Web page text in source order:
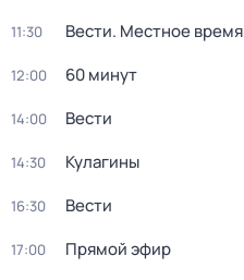
11:30 Вести. Местное время
12:00 60 минут
14:00 Вести
14:30 Кулагины
16:30 Вести
17:00 Прямой эфир